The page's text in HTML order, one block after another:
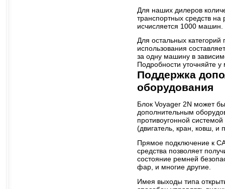
Для наших дилеров
транспортных средств на
исчисляется 1000 машин.
Для остальных категорий
использования
за одну машину в
Подробности уточняйте
Поддержка
оборудования
Блок Voyager 2N может
дополнительным
противоугонной
(двигатель, кран, ковш, и
Прямое подключение к
средства позволяет
состояние ремней
фар, и многие другие.
Имея выходы типа